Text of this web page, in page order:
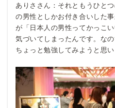
ありささん：それともうひと
の男性としかお付き合いした
が「日本人の男性ってかっこ
気づいてしまったんです。な
ちょっと勉強してみようと思い